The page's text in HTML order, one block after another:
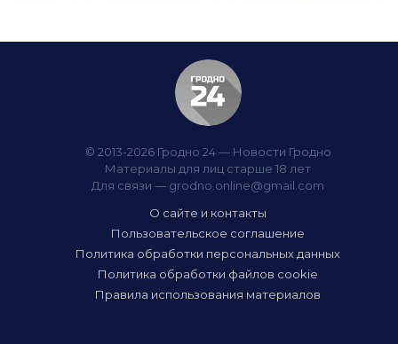
© 2013-2026 Гродно 24 — Новости Гродно
Материалы для лиц старше 18 лет
Для связи — grodno.online@gmail.com
О сайте и контакты
Пользовательское соглашение
Политика обработки персональных данных
Политика обработки файлов cookie
Правила использования материалов